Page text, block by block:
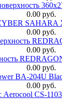
0.00 руб.
0.00 руб.
0.00 руб.
0.00 руб.
BA-204U
0.00 руб.
Aerocool CS-